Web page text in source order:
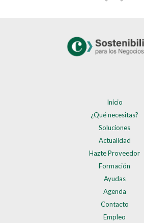
Inicio
¿Qué necesitas?
Soluciones
Actualidad
Hazte Proveedor
Formación
Ayudas
Agenda
Contacto
Empleo